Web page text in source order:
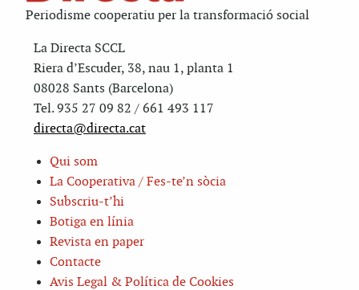
Periodisme cooperatiu per la transformació social
La Directa SCCL
Riera d’Escuder, 38, nau 1, planta 1
08028 Sants (Barcelona)
Tel. 935 27 09 82 / 661 493 117
directa@directa.cat
Qui som
La Cooperativa / Fes-te’n sòcia
Subscriu-t’hi
Botiga en línia
Revista en paper
Contacte
Avis Legal & Política de Cookies